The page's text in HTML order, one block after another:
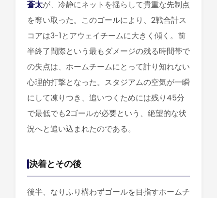
蒼太が、冷静にネットを揺らして貴重な先制点
を奪い取った。このゴールにより、2戦合計ス
コアは3-1とアウェイチームに大きく傾く。前
半終了間際という最もダメージの残る時間帯で
の失点は、ホームチームにとって計り知れない
心理的打撃となった。スタジアムの空気が一瞬
にして凍りつき、追いつくためには残り45分
で最低でも2ゴールが必要という、絶望的な状
況へと追い込まれたのである。
決着とその後
後半、なりふり構わずゴールを目指すホームチ